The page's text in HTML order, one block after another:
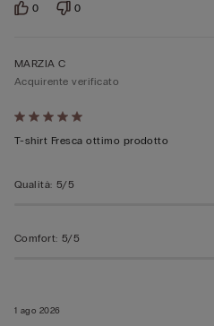
0 0
Valutato
5
5
1 ago 2026
MARZIA C
Acquirente verificato
T-shirt Fresca ottimo prodotto
Qualità: 5/5
Comfort: 5/5